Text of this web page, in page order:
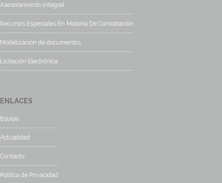
Asesoramiento Integral
Recursos Especiales En Materia De Contratación
Modelización de documentos
Licitación Electrónica
ENLACES
Equipo
Actualidad
Contacto
Política de Privacidad